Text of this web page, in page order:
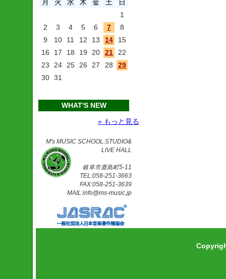
月
火 水 木 金 土
日
1
2
3 4 5 6 7
8
9
10 11 12 13 14
15
16
17 18 19 20 21
22
23
24 25 26 27 28
29
30 31
WHAT'S NEW
» もっと見る
M's MUSIC SCHOOL.STUDIO&
LIVE HALL
岐阜市鹿島町5-11
TEL:058-251-3663
FAX:058-251-3639
MAIL:info@ms-music.jp